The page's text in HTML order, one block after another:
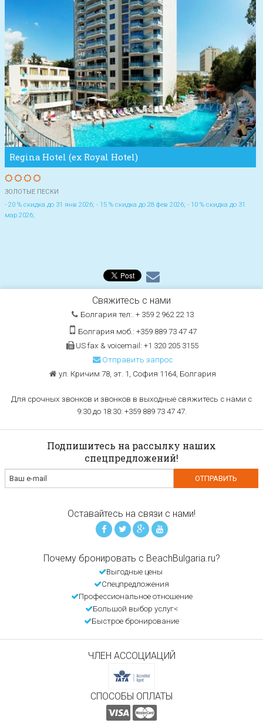
Regina Hotel (ex Royal Hotel)
ЗОЛОТЫЕ ПЕСКИ
- 20 % скидка до 31 янв 2026; - 15 % скидка до 28 фев 2026; - 10 % скидка до 31
мар 2026;
Свяжитесь с нами
Болгария тел:. + 359 2 962 22 13
Болгария моб.: +359 889 73 47 47
US fax & voicemail: +1 320 205 3155
Отправить запрос
ул. Кричим 78, эт. 1, София 1164, Болгария
Для срочных звонков и звонков в выходные свяжитесь с нами с
9:30 до 18:30: +359 889 73 47 47.
Подпишитесь на рассылку наших
спецпредложений!
Оставайтесь на связи с нами!
Почему бронировать с BeachBulgaria.ru?
Выгодные цены
Спецпредложения
Профессиональное отношение
Большой выбор услуг<
Быстрое бронирование
ЧЛЕН АССОЦИАЦИЙ
СПОСОБЫ ОПЛАТЫ